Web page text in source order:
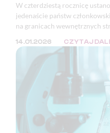
W czterdziestą rocznicę
jedenaście państw
na granicach wewnętrznych
granicy z Niemcami. Podstawowe wolności Unii Europejskiej,
takie jak prawo obywateli
chronione. Zjednoczona
jedno z największych
kontynentu — jest poświęcana
14.01.2026 CZYTAJ